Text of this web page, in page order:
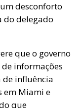
desconforto
do delegado
que o governo
informações
influência
em Miami e
que